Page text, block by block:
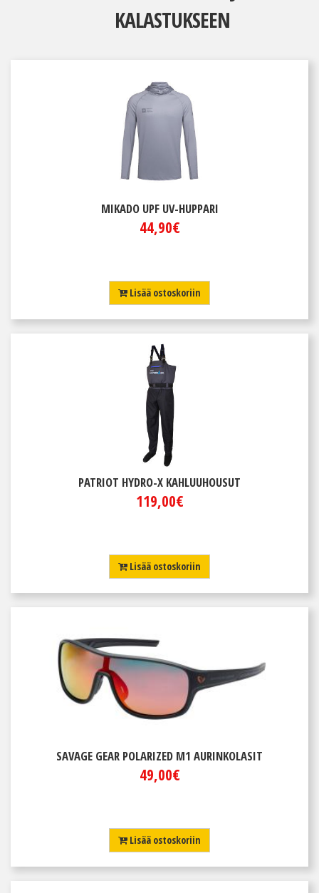
KALASTUKSEEN
MIKADO UPF UV-HUPPARI
44,90€
Lisää ostoskoriin
PATRIOT HYDRO-X KAHLUUHOUSUT
119,00€
Lisää ostoskoriin
SAVAGE GEAR POLARIZED M1 AURINKOLASIT
49,00€
Lisää ostoskoriin